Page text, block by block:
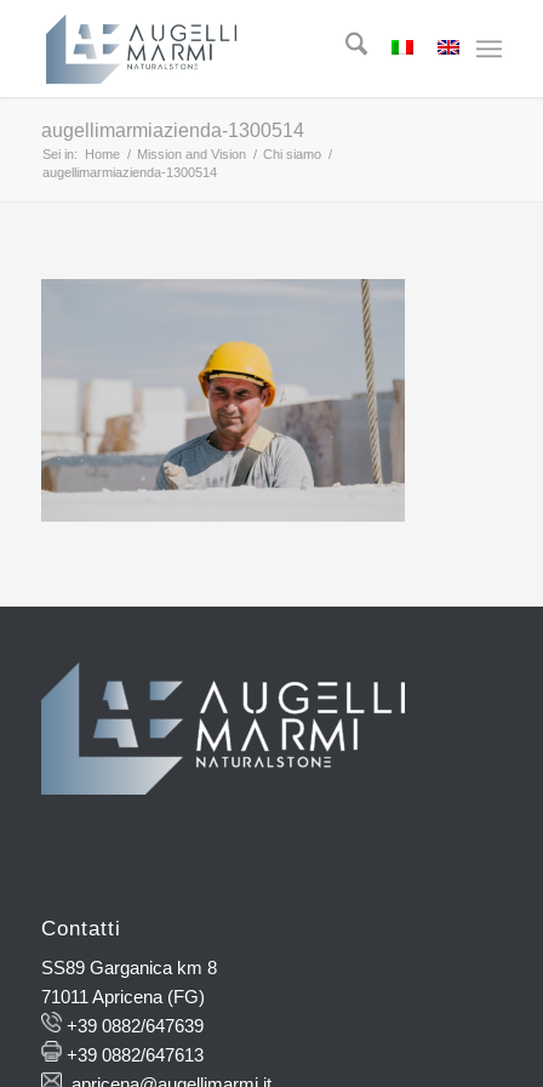
augellimarmiazienda-1300514
Sei in: Home / Mission and Vision / Chi siamo /
augellimarmiazienda-1300514
Contatti
SS89 Garganica km 8
71011 Apricena (FG)
+39 0882/647639
+39 0882/647613